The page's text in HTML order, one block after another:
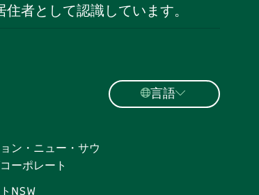
者として認識しています。
ン・ニュー・サウ
ーポレート
NSW
言語